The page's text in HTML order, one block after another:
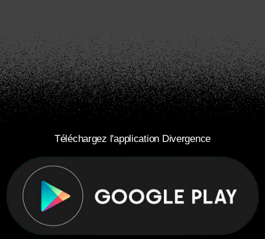
Téléchargez l'application Divergence